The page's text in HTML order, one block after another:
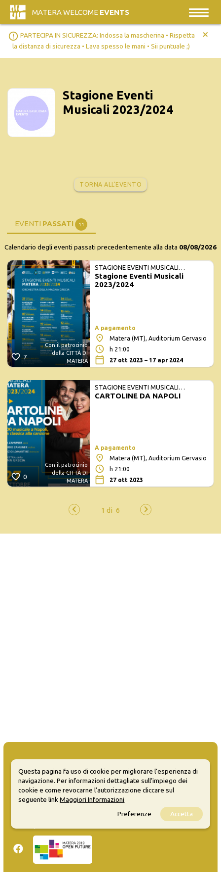
MATERA WELCOME EVENTS
error_outline PARTECIPA IN SICUREZZA: Indossa la mascherina • Rispetta
la distanza di sicurezza • Lava spesso le mani • Sii puntuale ;)
+
Stagione Eventi
Musicali 2023/2024
TORNA ALL'EVENTO
EVENTI PASSATI 11
Calendario degli eventi passati precedentemente alla data 08/08/2026
7
Con il patrocinio
della CITTÀ DI
MATERA
STAGIONE EVENTI MUSICALI
2023/2024
Stagione Eventi Musicali
2023/2024
A pagamento
Matera (MT), Auditorium Gervasio
h 21:00
27 ott 2023 – 17 apr 2024
0
Con il patrocinio
della CITTÀ DI
MATERA
STAGIONE EVENTI MUSICALI
2023/2024
CARTOLINE DA NAPOLI
A pagamento
Matera (MT), Auditorium Gervasio
h 21:00
27 ott 2023
MATERA WELCOME EVENTS
Questa pagina fa uso di cookie per migliorare l’esperienza di
navigazione. Per informazioni dettagliate sull’impiego dei
cookie e come revocarne l’autorizzazione cliccare sul
seguente linkMaggiori Informazioni
Preferenze
Accetta